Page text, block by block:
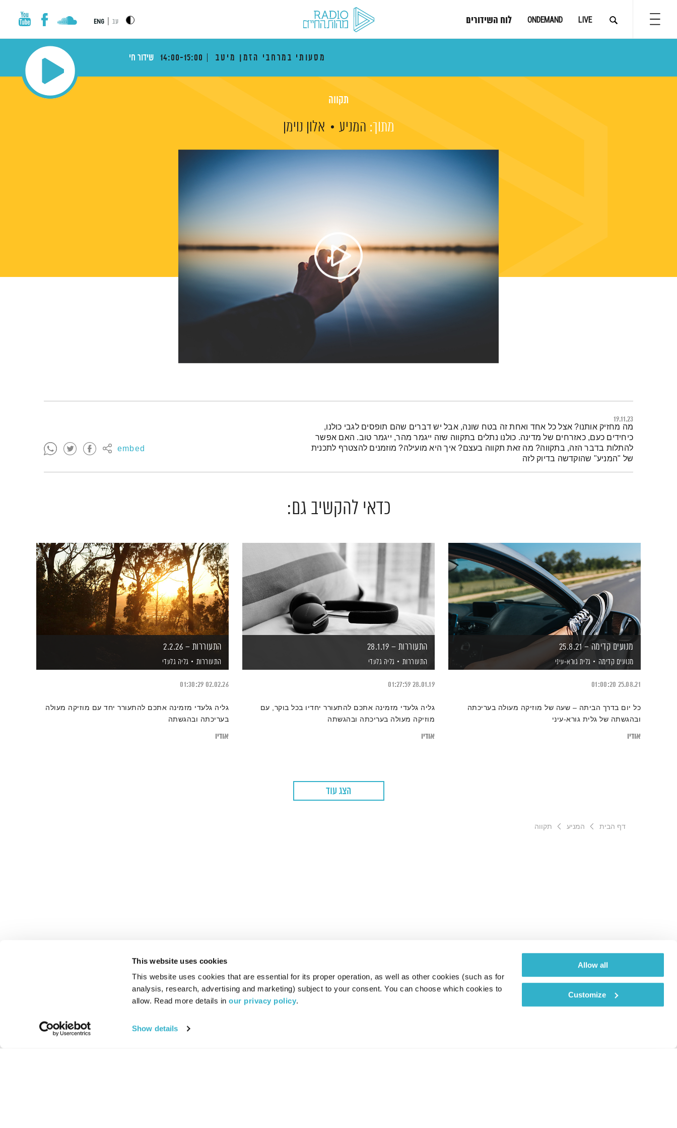
This website uses cookies
This website uses cookies that are essential for its proper operation, as well as other cookies (such as for
analysis, research, advertising and marketing) subject to your consent. You can choose which cookies to
allow. Read more details in our privacy policy.
Show details
Allow all
Customize
LIVE
ONDEMAND לוח השידורים עב ENG
מסעותי במרחבי הזמן מיטב 14:00-15:00 שידור חי
תקווה
מתוך: המניע אלון נוימן
19.11.23
embed
תמצית הפודקאסט
מה מחזיק אותנו? אצל כל אחד ואחת זה בטח שונה, אבל יש דברים שהם תופסים לגבי כולנו,
כיחידים כעם, כאזרחים של מדינה. כולנו נתלים בתקווה שזה ייגמר מהר, ייגמר טוב. האם אפשר
להתלות בדבר הזה, בתקווה? מה זאת תקווה בעצם? איך היא מועילה? מוזמנים להצטרף לתכנית
של "המניע" שהוקדשה בדיוק לזה
כדאי להקשיב גם:
מנועים קדימה – 25.8.21
מנועים קדימה גלית גורא-עיני
25.08.21
01:00:20
כל יום בדרך הביתה – שעה של מוזיקה מעולה בעריכתה
ובהגשתה של גלית גורא-עיני
אודיו
התעוררות – 28.1.19
התעוררות גליה גלעדי
28.01.19
01:27:59
גליה גלעדי מזמינה אתכם להתעורר יחדיו בכל בוקר, עם
מוזיקה מעולה בעריכתה ובהגשתה
אודיו
התעוררות – 2.2.26
התעוררות גליה גלעדי
02.02.26
01:30:29
גליה גלעדי מזמינה אתכם להתעורר יחד עם מוזיקה מעולה
בעריכתה ובהגשתה
אודיו
הצג עוד
דף הבית המניע תקווה